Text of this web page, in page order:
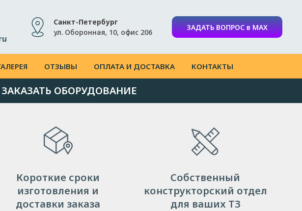
Санкт-Петербург
ул. Оборонная, 10, офис 206
ЗАДАТЬ ВОПРОС в MAX
ОТЗЫВЫ ОПЛАТА И ДОСТАВКА КОНТАКТЫ
ОБОРУДОВАНИЕ
Короткие сроки
изготовления и
доставки заказа
Собственный
конструкторский отдел
для ваших ТЗ